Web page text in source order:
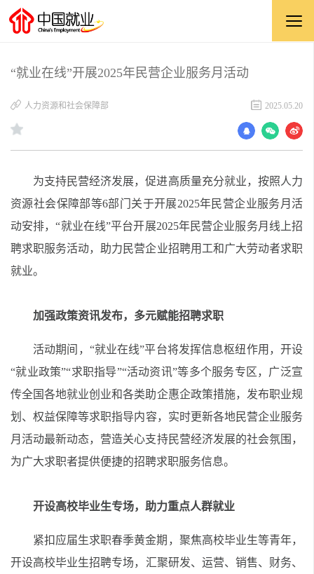
“就业在线”开展2025年民营企业服务月活动
人力资源和社会保障部 2025.05.20
为支持民营经济发展，促进高质量充分就业，按照人力
资源社会保障部等6部门关于开展2025年民营企业服务月活
动安排，“就业在线”平台开展2025年民营企业服务月线上招
聘求职服务活动，助力民营企业招聘用工和广大劳动者求职
就业。
加强政策资讯发布， 多元赋能招聘求职
活动期间，“就业在线”平台将发挥信息枢纽作用， 开设
“就业政策”“求职指导”“活动资讯”等多个服务专区， 广泛宣
传全国各地就业创业和各类助企惠企政策措施， 发布职业规
划 、权益保障等求职指导内容， 实时更新各地民营企业服务
月活动最新动态， 营造关心支持民营经济发展的社会氛围 ，
为广大求职者提供便捷的招聘求职服务信息。
开设高校毕业生专场， 助力重点人群就业
紧扣 应届生求职春季黄金期， 聚焦高校毕业生等青年，
开设高校毕业生招聘专场，汇聚研发、运营、销售、财务、